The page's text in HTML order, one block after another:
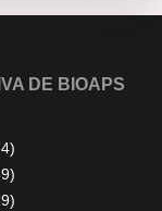
DE BIOAPS